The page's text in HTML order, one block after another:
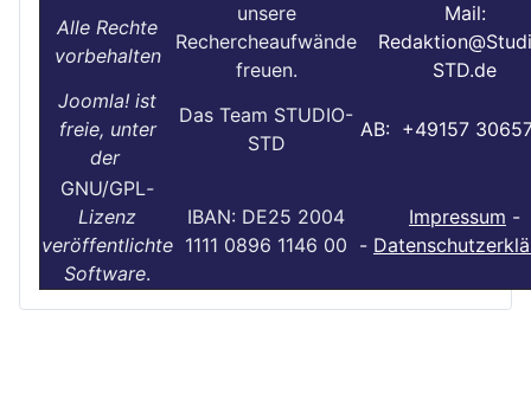
Alle Rechte
vorbehalten
unsere
Rechercheaufwände
freuen.
Mail:
STD.de
Joomla! ist
freie, unter
der
Das Team STUDIO-
STD
AB: +49157
GNU/GPL-
Lizenz
veröffentlichte
Software.
IBAN: DE25 2004
1111 0896 1146 00
Impressum -
-